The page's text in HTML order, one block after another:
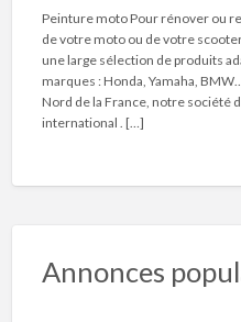
Peinture moto Pour rénover ou
de votre moto ou de votre
une large sélection de produits
marques : Honda, Yamaha,
Nord de la France, notre société
international . […]
Annonces